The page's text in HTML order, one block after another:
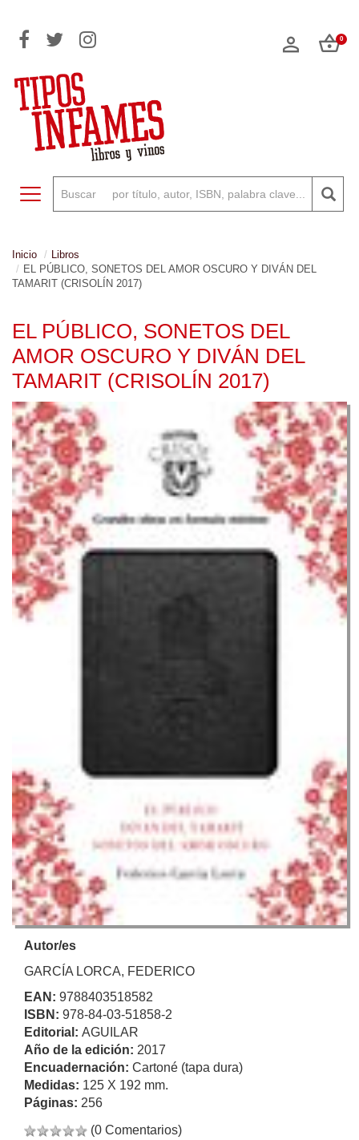
0
Toggle navigation
Inicio
Libros
EL PÚBLICO, SONETOS DEL AMOR OSCURO Y DIVÁN DEL
TAMARIT (CRISOLÍN 2017)
EL PÚBLICO, SONETOS DEL
AMOR OSCURO Y DIVÁN DEL
TAMARIT (CRISOLÍN 2017)
Autor/es
GARCÍA LORCA, FEDERICO
EAN: 9788403518582
ISBN: 978-84-03-51858-2
Editorial: AGUILAR
Año de la edición: 2017
Encuadernación: Cartoné (tapa dura)
Medidas: 125 X 192 mm.
Páginas: 256
(0 Comentarios)